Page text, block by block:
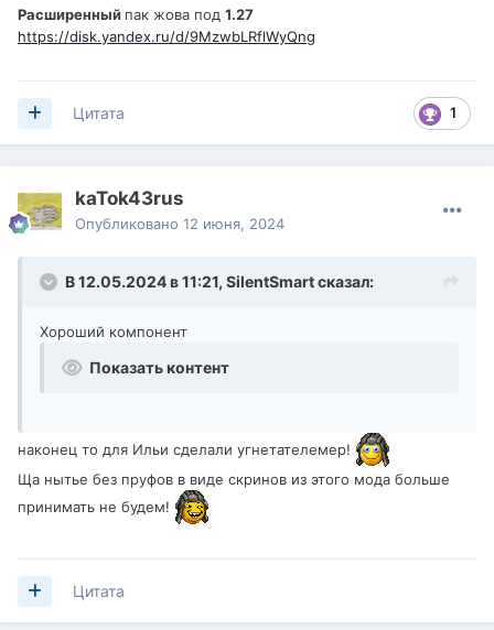
Расширенный пак жова под 1.27
https://disk.yandex.ru/d/9MzwbLRflWyQng
1
Цитата
kaTok43rus
Опубликовано 12 июня, 2024
В 12.05.2024 в 11:21, SilentSmartсказал:
Хороший компонент
Показать контент
наконец то для Ильи сделали угнетателемер!
Ща нытье без пруфов в виде скринов из этого мода больше
принимать не будем!
Цитата